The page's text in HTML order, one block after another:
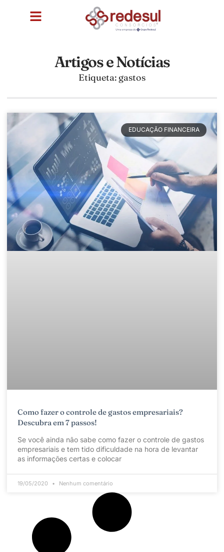
Artigos e Notícias
Etiqueta: gastos
EDUCAÇÃO FINANCEIRA
Como fazer o controle de gastos empresariais?
Descubra em 7 passos!
Se você ainda não sabe como fazer o controle de gastos
empresariais e tem tido dificuldade na hora de levantar
as informações certas e colocar
19/05/2020 Nenhum comentário